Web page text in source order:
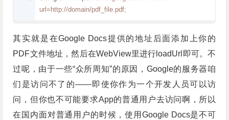
url=http://domain/pdf_file.pdf;
其实就是在Google Docs提供的地址后面添加上你的
PDF文件地址，然后在WebView里进行loadUrl即可。不
过呢，由于一些“众所周知”的原因，Google的服务器咱
们是访问不了的——即使你作为一个开发人员可以访
问，但你也不可能要求App的普通用户去访问啊，所以
在国内面对普通用户的时候，使用Google Docs是不可